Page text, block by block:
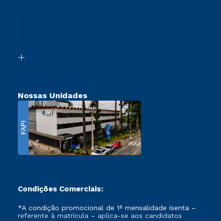
Transferência
Nossas Unidades
FAPI
Condições Comerciais:
*A condição promocional de 1ª mensalidade isenta –
referente à matrícula – aplica-se aos candidatos